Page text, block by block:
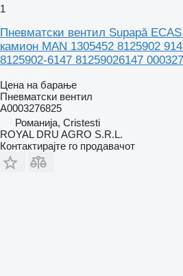
1
Пневматски вентил Supapă
камион MAN 1305452 8125902
8125902-6147 81259026147
Цена на барање
Пневматски вентил
A0003276825
Романија, Cristesti
ROYAL DRU AGRO S.R.L.
Контактирајте го продавачот